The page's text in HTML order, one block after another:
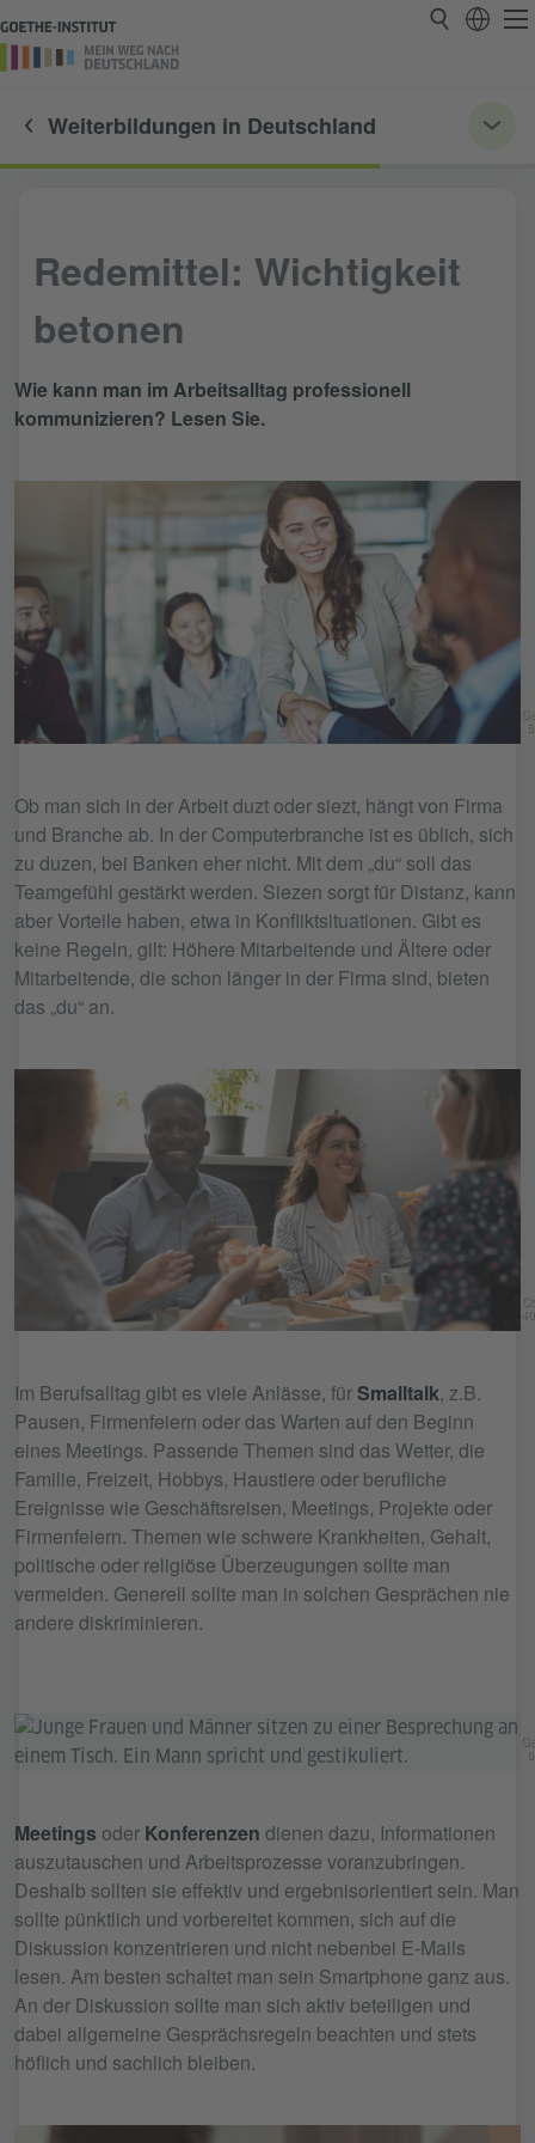
Weiterbildungen in Deutschland
Redemittel: Wichtigkeit
betonen
Wie kann man im Arbeitsalltag professionell
kommunizieren? Lesen Sie.
Ob man sich in der Arbeit duzt oder siezt, hängt von Firma
und Branche ab. In der Computerbranche ist es üblich, sich
zu duzen, bei Banken eher nicht. Mit dem „du“ soll das
Teamgefühl gestärkt werden. Siezen sorgt für Distanz, kann
aber Vorteile haben, etwa in Konfliktsituationen. Gibt es
keine Regeln, gilt: Höhere Mitarbeitende und Ältere oder
Mitarbeitende, die schon länger in der Firma sind, bieten
das „du“ an.
Im Berufsalltag gibt es viele Anlässe, fürSmalltalk, z.B.
Pausen, Firmenfeiern oder das Warten auf den Beginn
eines Meetings. Passende Themen sind das Wetter, die
Familie, Freizeit, Hobbys, Haustiere oder berufliche
Ereignisse wie Geschäftsreisen, Meetings, Projekte oder
Firmenfeiern. Themen wie schwere Krankheiten, Gehalt,
politische oder religiöse Überzeugungen sollte man
vermeiden. Generell sollte man in solchen Gesprächen nie
andere diskriminieren.
Meetings oder Konferenzen dienen dazu, Informationen
auszutauschen und Arbeitsprozesse voranzubringen.
Deshalb sollten sie effektiv und ergebnisorientiert sein. Man
sollte pünktlich und vorbereitet kommen, sich auf die
Diskussion konzentrieren und nicht nebenbei E-Mails
lesen. Am besten schaltet man sein Smartphone ganz aus.
An der Diskussion sollte man sich aktiv beteiligen und
dabei allgemeine Gesprächsregeln beachten und stets
höflich und sachlich bleiben.